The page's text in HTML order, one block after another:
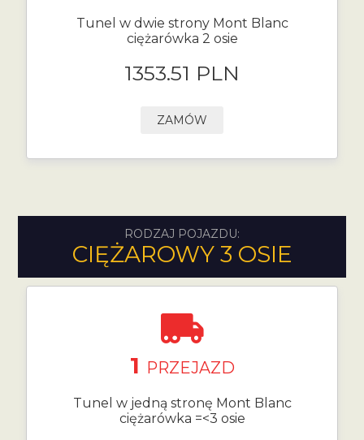
Tunel w dwie strony Mont Blanc
ciężarówka 2 osie
1353.51 PLN
ZAMÓW
RODZAJ POJAZDU:
CIĘŻAROWY 3 OSIE
1 PRZEJAZD
Tunel w jedną stronę Mont Blanc
ciężarówka =<3 osie